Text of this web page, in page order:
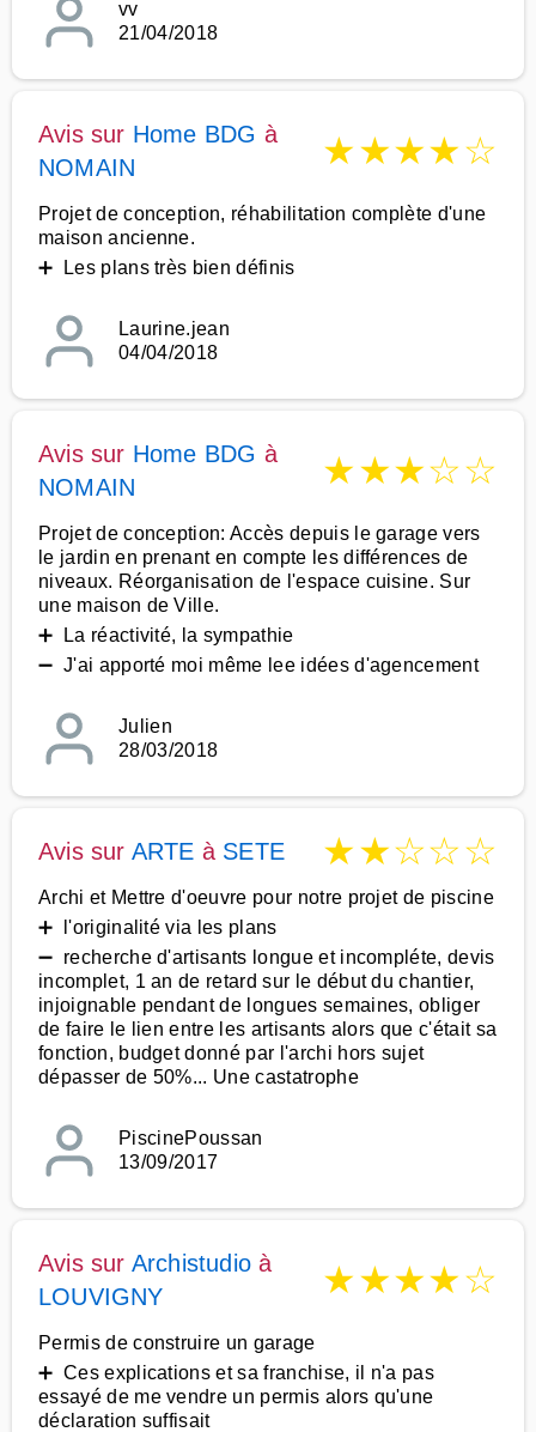
vv
21/04/2018
Avis sur Home BDG à
NOMAIN
★★★★☆
Projet de conception, réhabilitation complète d'une
maison ancienne.
➕ Les plans très bien définis
Laurine.jean
04/04/2018
Avis sur Home BDG à
NOMAIN
★★★☆☆
Projet de conception: Accès depuis le garage vers
le jardin en prenant en compte les différences de
niveaux. Réorganisation de l'espace cuisine. Sur
une maison de Ville.
➕ La réactivité, la sympathie
➖ J'ai apporté moi même lee idées d'agencement
Julien
28/03/2018
Avis sur ARTE à SETE ★★☆☆☆
Archi et Mettre d'oeuvre pour notre projet de piscine
➕ l'originalité via les plans
➖ recherche d'artisants longue et incompléte, devis
incomplet, 1 an de retard sur le début du chantier,
injoignable pendant de longues semaines, obliger
de faire le lien entre les artisants alors que c'était sa
fonction, budget donné par l'archi hors sujet
dépasser de 50%... Une castatrophe
PiscinePoussan
13/09/2017
Avis sur Archistudio à
LOUVIGNY
★★★★☆
Permis de construire un garage
➕ Ces explications et sa franchise, il n'a pas
essayé de me vendre un permis alors qu'une
déclaration suffisait